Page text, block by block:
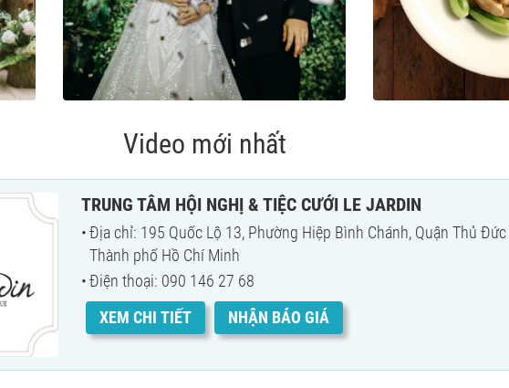
Video mới nhất
TRUNG TÂM HỘI NGHỊ & TIỆC CƯỚI LE JARDIN
Địa chỉ: 195 Quốc Lộ 13, Phường Hiệp Bình Chánh, Quận Thủ Đức
Thành phố Hồ Chí Minh
Điện thoại: 090 146 27 68
XEM CHI TIẾT
NHẬN BÁO GIÁ